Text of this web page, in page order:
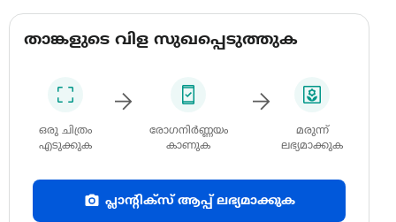
താങ്കളുടെ വിള സുഖപ്പെടുത്തുക
ഒരു ചിത്രം
എടുക്കുക
രോഗനിർണ്ണയം
കാണുക
മരുന്ന്
ലഭ്യമാക്കുക
പ്ലാന്റിക്സ് ആപ്പ് ലഭ്യമാക്കുക